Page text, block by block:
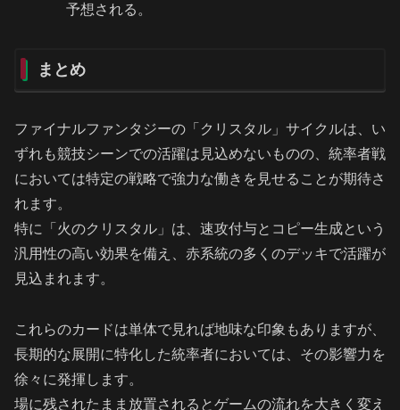
予想される。
まとめ
ファイナルファンタジーの「クリスタル」サイクルは、い
ずれも競技シーンでの活躍は見込めないものの、統率者戦
においては特定の戦略で強力な働きを見せることが期待さ
れます。
特に「火のクリスタル」は、速攻付与とコピー生成という
汎用性の高い効果を備え、赤系統の多くのデッキで活躍が
見込まれます。
これらのカードは単体で見れば地味な印象もありますが、
長期的な展開に特化した統率者においては、その影響力を
徐々に発揮します。
場に残されたまま放置されるとゲームの流れを大きく変え